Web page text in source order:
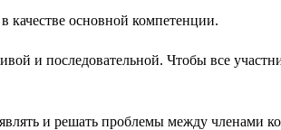
основной компетенции.
и последовательной. Чтобы все
и решать проблемы между членами